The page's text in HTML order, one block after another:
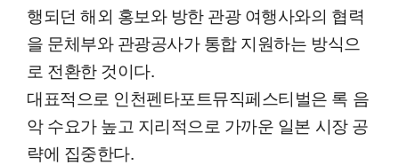
행되던 해외 홍보와 방한 관광 여행사와의 협력
을 문체부와 관광공사가 통합 지원하는 방식으
로 전환한 것이다.
대표적으로 인천펜타포트뮤직페스티벌은 록 음
악 수요가 높고 지리적으로 가까운 일본 시장 공
략에 집중한다.